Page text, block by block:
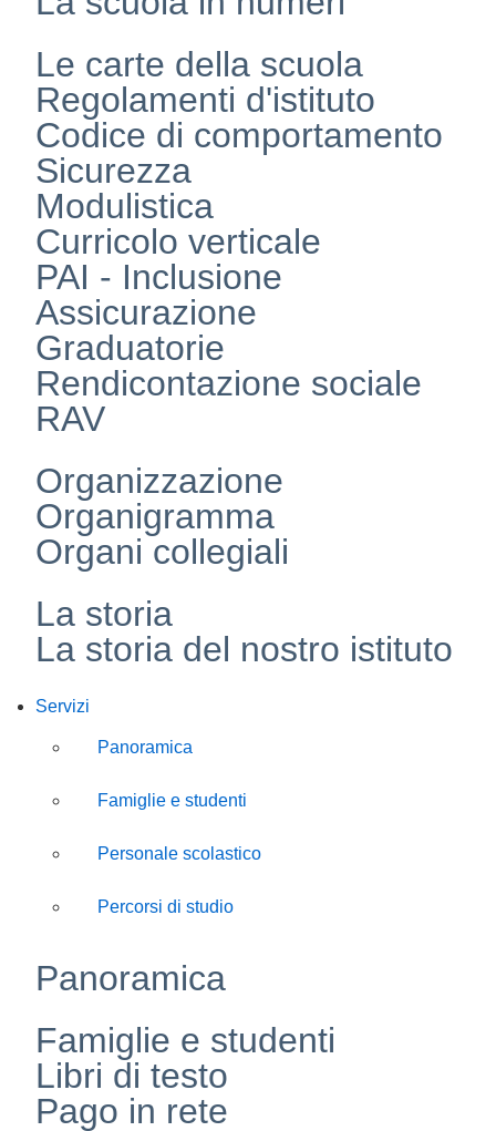
Le carte della scuola
Regolamenti d'istituto
Codice di comportamento
Sicurezza
Modulistica
Curricolo verticale
PAI - Inclusione
Assicurazione
Graduatorie
Rendicontazione sociale
RAV
Organizzazione
Organigramma
Organi collegiali
La storia
La storia del nostro istituto
Servizi
Panoramica
Famiglie e studenti
Personale scolastico
Percorsi di studio
Panoramica
Famiglie e studenti
Libri di testo
Pago in rete